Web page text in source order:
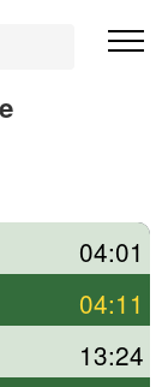
04:01
04:11
13:24